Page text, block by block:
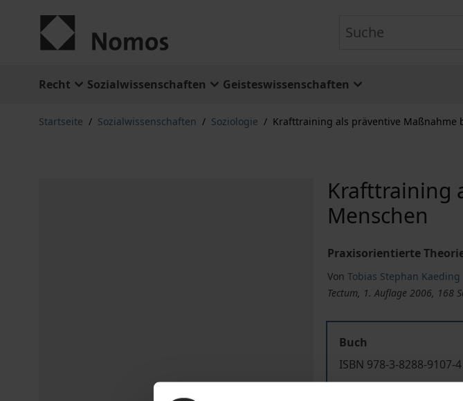
Recht Sozialwissenschaften Geisteswissenschaften
Startseite / Sozialwissenschaften / Soziologie / Krafttraining als präventive Maßnahme
Krafttraining
Menschen
Praxisorientierte
Von Tobias Stephan Kaeding
Tectum, 1. Auflage 2006, 168
Buch
ISBN 978-3-8288-9107-4
Lieferbar